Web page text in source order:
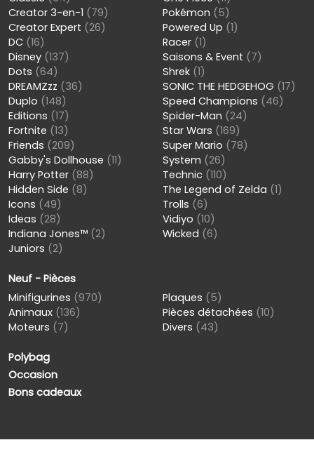
Creator 3-en-1 (79)
Creator Expert (26)
DC (16)
Disney (137)
Dots (64)
DREAMZzz (36)
Duplo (148)
Editions (17)
Fortnite (13)
Friends (209)
Gabby's Dollhouse (11)
Harry Potter (88)
Hidden Side (8)
Icons (49)
Ideas (28)
Indiana Jones™ (2)
Juniors (2)
Pokémon (5)
Powered Up (1)
Racer (1)
Saisons & Event (7)
Shrek (1)
SONIC THE HEDGEHOG (17)
Speed Champions (46)
Spider-Man (24)
Star Wars (169)
Super Mario (78)
System (26)
Technic (110)
The Legend of Zelda (1)
Trolls (6)
Vidiyo (10)
Wicked (6)
Neuf - Pièces
Minifigurines (970)
Animaux (136)
Moteurs (7)
Plaques (5)
Pièces détachées (10)
Divers (43)
Polybag
Occasion
Bons cadeaux